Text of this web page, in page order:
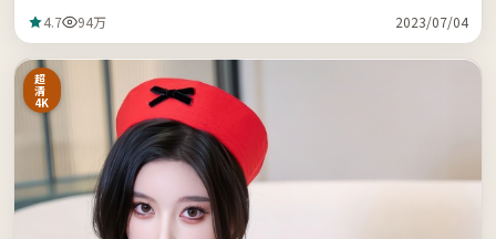
4.7 94万 2023/07/04
超
清
4K